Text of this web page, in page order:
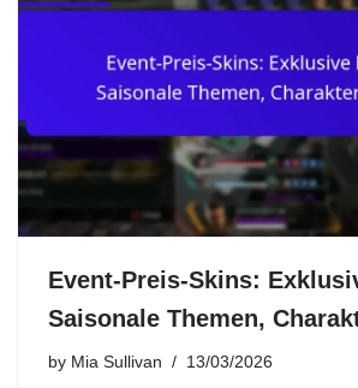
Event-Preis-Skins:
Saisonale Themen,
by Mia Sullivan 13/03/2026